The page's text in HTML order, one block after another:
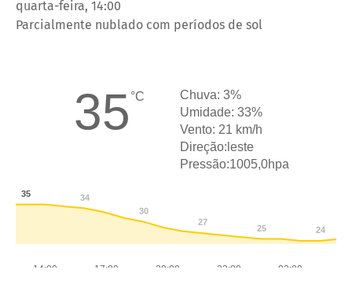
quarta-feira, 14:00
Parcialmente nublado com períodos de sol
35 °C Chuva: 3%
Umidade: 33%
Vento: 21 km/h
Direção:leste
Pressão:1005,0hpa
35
34
30
27
25 24
14:00 17:00 20:00 23:00 02:00